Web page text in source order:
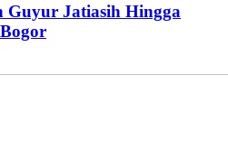
Guyur Jatiasih Hingga